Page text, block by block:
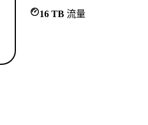
16 TB 流量